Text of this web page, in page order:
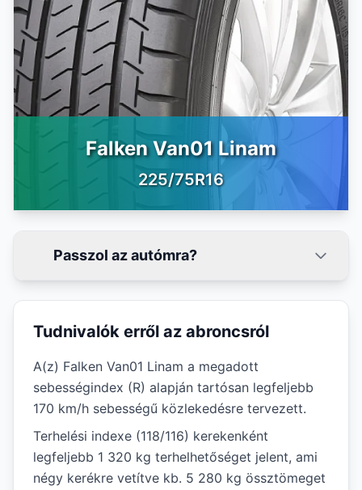
Falken Van01 Linam
225/75R16
Passzol az autómra?
Tudnivalók erről az abroncsról
A(z) Falken Van01 Linam a megadott
sebességindex (R) alapján tartósan legfeljebb
170 km/h sebességű közlekedésre tervezett.
Terhelési indexe (118/116) kerekenként
legfeljebb 1 320 kg terhelhetőséget jelent, ami
négy kerékre vetítve kb. 5 280 kg össztömeget